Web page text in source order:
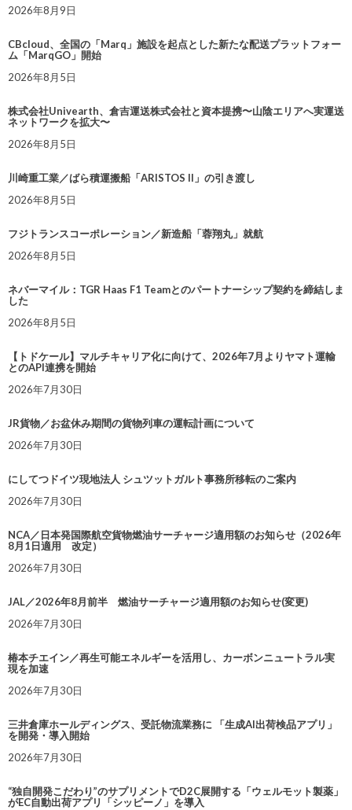
2026年8月9日
CBcloud、全国の「Marq」施設を起点とした新たな配送プラットフォー
ム「MarqGO」開始
2026年8月5日
株式会社Univearth、倉吉運送株式会社と資本提携〜山陰エリアへ実運送
ネットワークを拡大〜
2026年8月5日
川崎重工業／ばら積運搬船「ARISTOS II」の引き渡し
2026年8月5日
フジトランスコーポレーション／新造船「蓉翔丸」就航
2026年8月5日
ネバーマイル：TGR Haas F1 Teamとのパートナーシップ契約を締結しま
した
2026年8月5日
【トドケール】マルチキャリア化に向けて、2026年7月よりヤマト運輸
とのAPI連携を開始
2026年7月30日
JR貨物／お盆休み期間の貨物列車の運転計画について
2026年7月30日
にしてつドイツ現地法人 シュツットガルト事務所移転のご案内
2026年7月30日
NCA／日本発国際航空貨物燃油サーチャージ適用額のお知らせ（2026年
8月1日適用 改定）
2026年7月30日
JAL／2026年8月前半 燃油サーチャージ適用額のお知らせ(変更)
2026年7月30日
椿本チエイン／再生可能エネルギーを活用し、カーボンニュートラル実
現を加速
2026年7月30日
三井倉庫ホールディングス、受託物流業務に 「生成AI出荷検品アプリ」
を開発・導入開始
2026年7月30日
“独自開発こだわり”のサプリメントでD2C展開する「ウェルモット製薬」
がEC自動出荷アプリ「シッピーノ」を導入